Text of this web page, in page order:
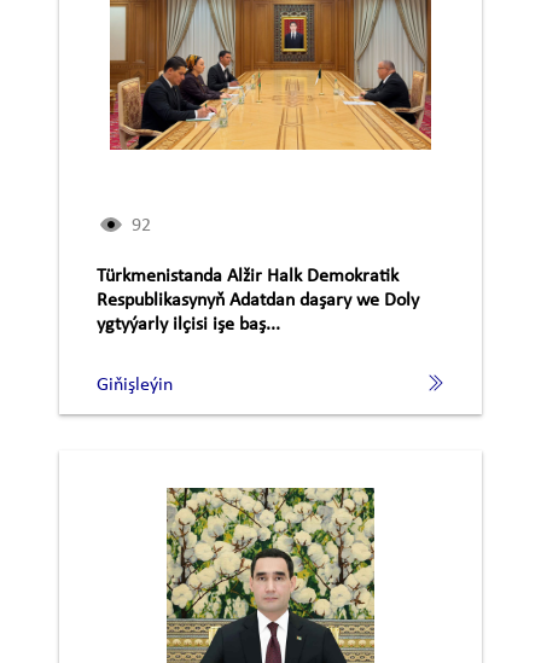
92
Türkmenistanda Alžir Halk Demokratik
Respublikasynyň Adatdan daşary we Doly
ygtyýarly ilçisi işe baş...
Giňişleýin